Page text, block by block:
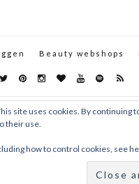
Beauty webshops
site uses cookies. By continuing
their use.
how to control cookies, see